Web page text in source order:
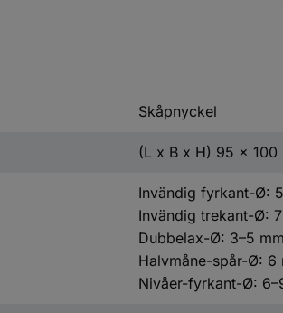
Skåpnyckel
(L x B x H) 95 x
Invändig fyrkant-Ø:
Invändig trekant-Ø:
Dubbelax-Ø: 3–5 mm
Halvmåne-spår-Ø: 6
Nivåer-fyrkant-Ø: